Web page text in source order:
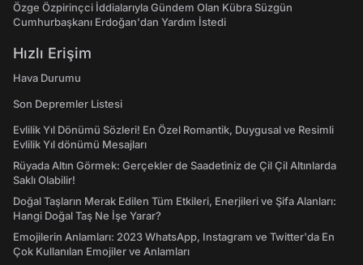
Özge Özpirinçci İddialarıyla Gündem Olan Kübra Süzgün
Cumhurbaşkanı Erdoğan'dan Yardım İstedi
Hızlı Erişim
Hava Durumu
Son Depremler Listesi
Evlilik Yıl Dönümü Sözleri! En Özel Romantik, Duygusal ve Resimli
Evlilik Yıl dönümü Mesajları
Rüyada Altın Görmek: Gerçekler de Saadetiniz de Çil Çil Altınlarda
Saklı Olabilir!
Doğal Taşların Merak Edilen Tüm Etkileri, Enerjileri ve Şifa Alanları:
Hangi Doğal Taş Ne İşe Yarar?
Emojilerin Anlamları: 2023 WhatsApp, Instagram ve Twitter'da En
Çok Kullanılan Emojiler ve Anlamları